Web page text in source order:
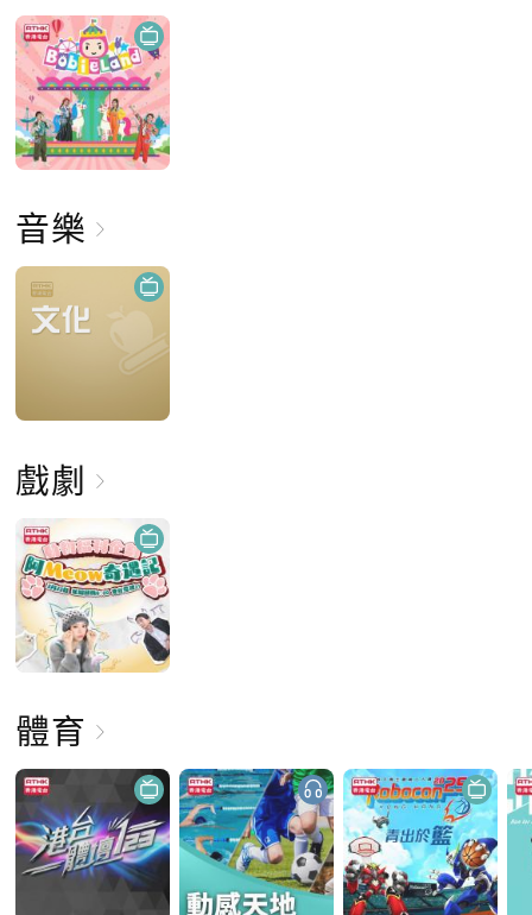
音樂
戲劇
體育